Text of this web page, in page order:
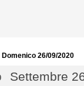
Domenico 26/09/2020
Settembre